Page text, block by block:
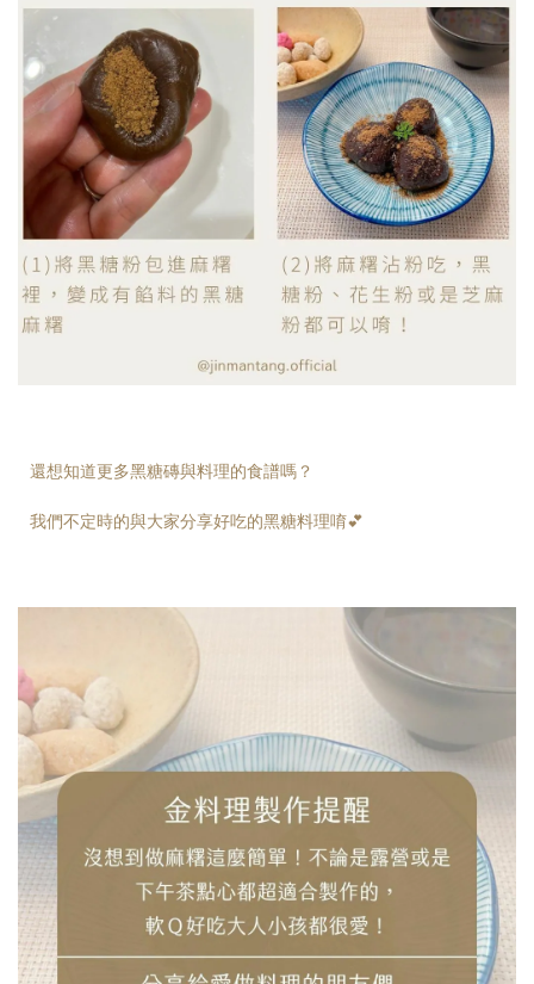
還想知道更多黑糖磚與料理的食譜嗎？
我們不定時的與大家分享好吃的黑糖料理唷💕